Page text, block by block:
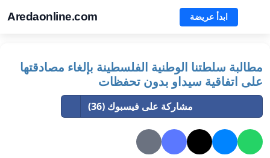
Aredaonline.com ابدأ عريضة
مطالبة سلطتنا الوطنية الفلسطينة بإلغاء مصادقتها
على اتفاقية سيداو بدون تحفظات
مشاركة على فيسبوك (36)